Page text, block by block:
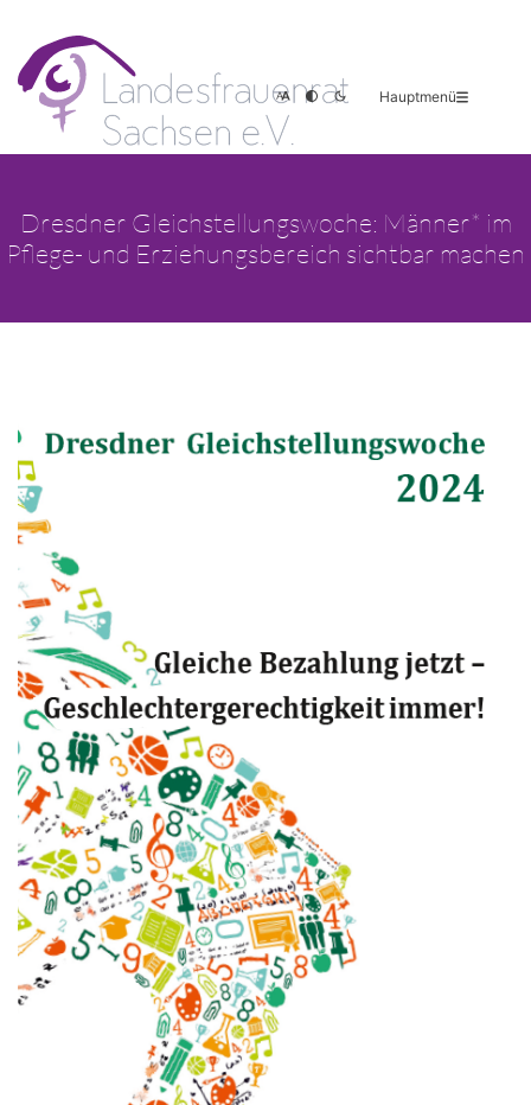
Hauptmenü
Dresdner Gleichstellungswoche: Männer* im
Pflege- und Erziehungsbereich sichtbar machen